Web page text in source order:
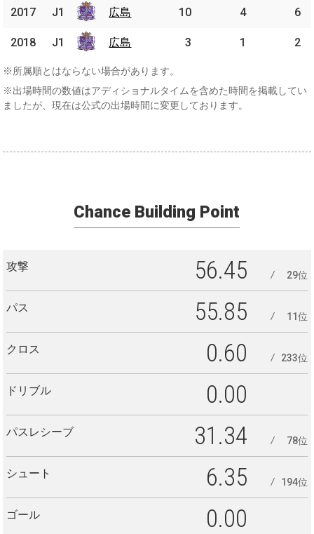
2017 広島 10 4 6
2018 広島 3 1 2
2017 J1 広島
2018 J1 広島
※所属順とはならない場合があります。
※出場時間の数値はアディショナルタイムを含めた時間を掲載してい
ましたが、現在は公式の出場時間に変更しております。
Chance Building Point
攻撃 56.45 29位
パス 55.85 11位
クロス 0.60 233位
ドリブル 0.00
パスレシーブ 31.34 78位
シュート 6.35 194位
ゴール 0.00